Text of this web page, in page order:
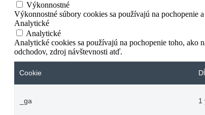
Výkonnostné
Výkonnostné súbory cookies sa používajú na
Analytické
Analytické
Analytické cookies sa používajú na pochopenie toho, ako
odchodov, zdroj návštevnosti atď.
Cookie
_ga 1